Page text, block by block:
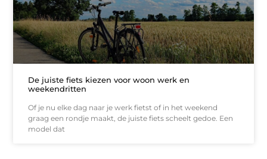
De juiste fiets kiezen voor woon werk en
weekendritten
Of je nu elke dag naar je werk fietst of in het weekend
graag een rondje maakt, de juiste fiets scheelt gedoe. Een
model dat